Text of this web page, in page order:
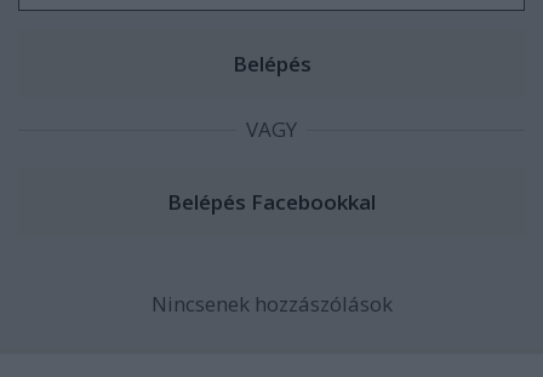
VAGY
Nincsenek hozzászólások